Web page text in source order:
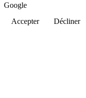
Google
Accepter
Décliner